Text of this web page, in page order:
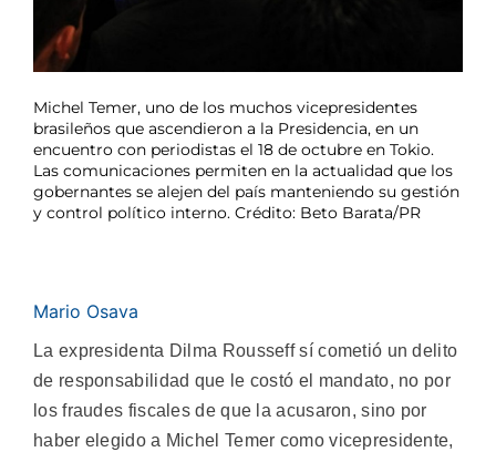
Michel Temer, uno de los muchos vicepresidentes
brasileños que ascendieron a la Presidencia, en un
encuentro con periodistas el 18 de octubre en Tokio.
Las comunicaciones permiten en la actualidad que los
gobernantes se alejen del país manteniendo su gestión
y control político interno. Crédito: Beto Barata/PR
Mario Osava
La expresidenta Dilma Rousseff sí cometió un delito
de responsabilidad que le costó el mandato, no por
los fraudes fiscales de que la acusaron, sino por
haber elegido a Michel Temer como vicepresidente,